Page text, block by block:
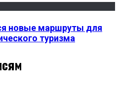
новые маршруты для
туризма